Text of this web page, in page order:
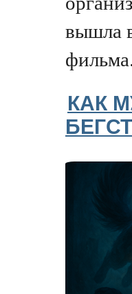
вышла
КАК